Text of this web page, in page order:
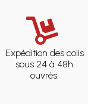
Expédition des colis
sous 24 à 48h
ouvrés.